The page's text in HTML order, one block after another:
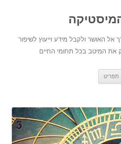
אל האושר ולקבל מידע וייעוץ לשיפור
את המיטב בכל תחומי החיים
תפריט